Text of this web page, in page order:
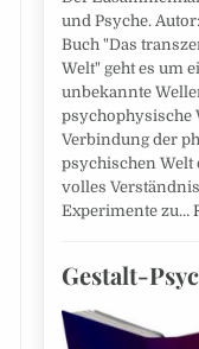
und Psyche.
Buch "Das
Welt" geht es um
unbekannte
psychophysische
Verbindung der
psychischen Welt
volles
Experimente zu…
Gestalt-